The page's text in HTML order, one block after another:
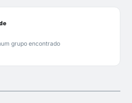
grupo encontrado